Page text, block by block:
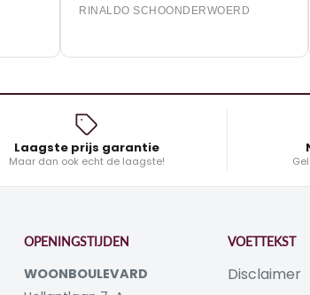
RINALDO SCHOONDERWOERD
Laagste prijs garantie
Maar dan ook echt de laagste!
OPENINGSTIJDEN
WOONBOULEVARD
VOETTEKST
Disclaimer